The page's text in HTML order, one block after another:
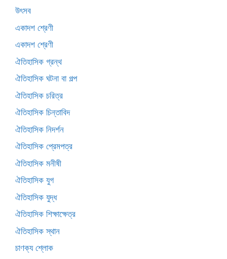
উৎসব
একাদশ শ্রেণী
একাদশ শ্রেণী
ঐতিহাসিক গ্রন্থ
ঐতিহাসিক ঘটনা বা গল্প
ঐতিহাসিক চরিত্র
ঐতিহাসিক চিন্তাবিদ
ঐতিহাসিক নিদর্শন
ঐতিহাসিক প্রেমপত্র
ঐতিহাসিক মনীষী
ঐতিহাসিক যুগ
ঐতিহাসিক যুদ্ধ
ঐতিহাসিক শিক্ষাক্ষেত্র
ঐতিহাসিক স্থান
চাণক্য শ্লোক